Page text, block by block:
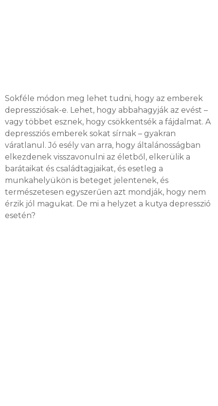
Sokféle módon meg lehet tudni, hogy az emberek
depressziósak-e. Lehet, hogy abbahagyják az evést –
vagy többet esznek, hogy csökkentsék a fájdalmat. A
depressziós emberek sokat sírnak – gyakran
váratlanul.Jó esély van arra, hogy általánosságban
elkezdenek visszavonulni az életből, elkerülik a
barátaikat és családtagjaikat, és esetleg a
munkahelyükön is beteget jelentenek, és
természetesen egyszerűen azt mondják, hogy nem
érzik jól magukat. De mi a helyzet a kutya depresszió
esetén?